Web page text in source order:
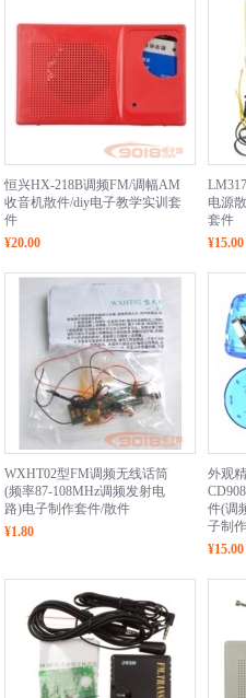
恒兴HX-218B调频FM/调幅AM
收音机散件/diy电子教学实训套
件
¥20.00
电源
套件
¥15.00
WXHT02型FM调频无线话筒
(频率87-108MHz调频发射电
路)电子制作套件/散件
¥1.80
外观
件(调
子制
¥15.00